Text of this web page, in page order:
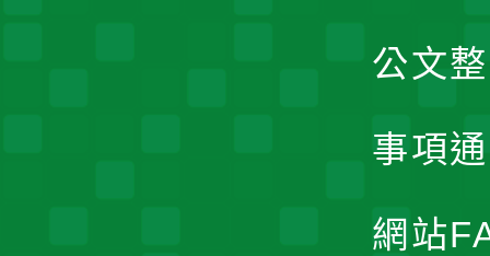
公文
事項
網站